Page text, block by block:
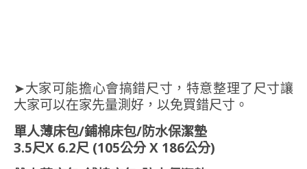
➤大家可能擔心會搞錯尺寸，特意整理了尺寸讓
大家可以在家先量測好，以免買錯尺寸。
單人薄床包/鋪棉床包/防水保潔墊
3.5尺X 6.2尺 (105公分 X 186公分)